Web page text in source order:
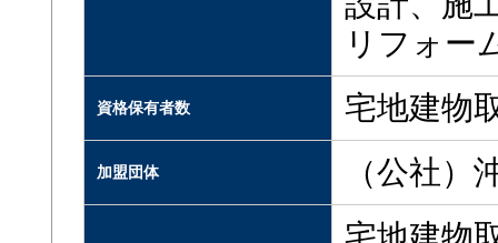
リフォー
資格保有者数 宅地建物
加盟団体 （公社）